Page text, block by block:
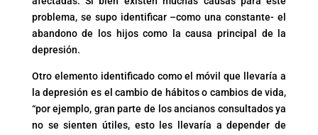
problema, se supo identificar –como una constante- el
abandono de los hijos como la causa principal de la
depresión.
Otro elemento identificado como el móvil que llevaría a
la depresión es el cambio de hábitos o cambios de vida,
“por ejemplo, gran parte de los ancianos consultados ya
no se sienten útiles, esto les llevaría a depender de